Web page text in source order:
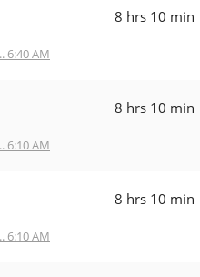
6:40 AM
8 hrs 10 min
6:10 AM
8 hrs 10 min
6:10 AM
8 hrs 10 min